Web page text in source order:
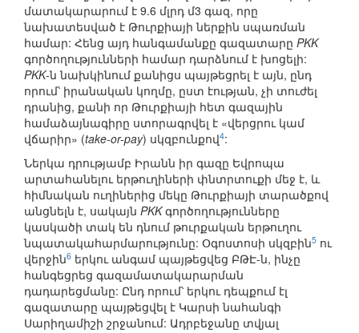
մատակարարում է 9.6 մլրդ մ3 գազ, որը
նախատեսված է Թուրքիայի ներքին սպառման
համար: Հենց այդ հանգամանքը գազատարը PKK
գործողությունների համար դարձնում է խոցելի:
PKK-ն նախկինում քանիցս պայթեցրել է այն, ընդ
որում՝ իրանական կողմը, ըստ էության, չի տուժել
դրանից, քանի որ Թուրքիայի հետ գազային
համաձայնագիրը ստորագրվել է «վերցրու կամ
վճարիր» (take-or-pay) սկզբունքով4:
Ներկա դրությամբ Իրանն իր գազը Եվրոպա
արտահանելու երթուղիների փնտրտուքի մեջ է, և
հիմնական ուղիներից մեկը Թուրքիայի տարածքով
անցնելն է, սակայն PKKգործողությունները
կասկածի տակ են դնում թուրքական երթուղու
նպատակահարմարությունը: Օգոստոսի սկզբին5 ու
վերջին6 երկու անգամ պայթեցվեց ԲԹԷ-ն, ինչը
հանգեցրեց գազամատակարարման
դադարեցմանը: Ընդ որում՝ երկու դեպքում էլ
գազատարը պայթեցվել է Կարսի նահանգի
Սարիղամիշի շրջանում: Ադրբեջանը տվյալ